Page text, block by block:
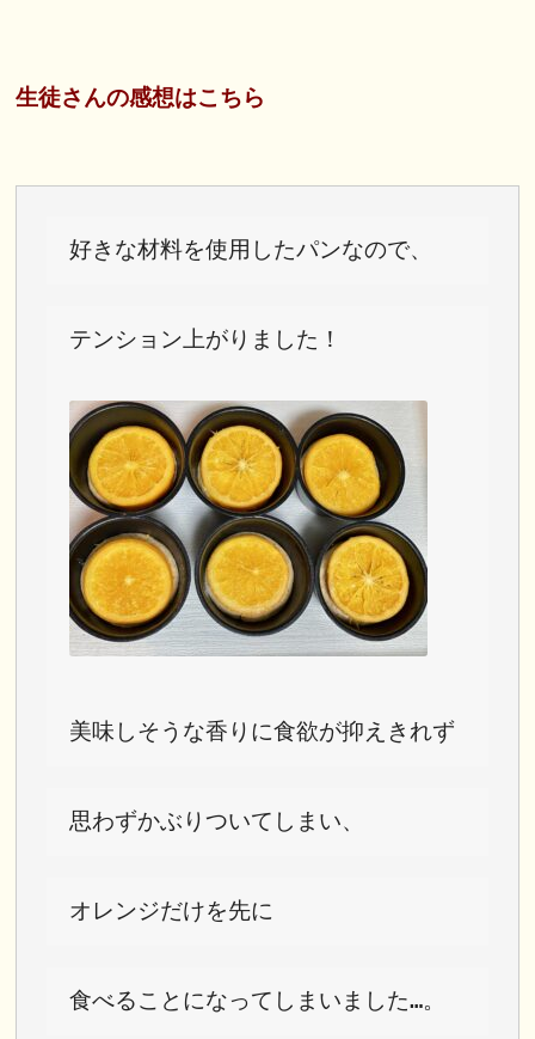
生徒さんの感想はこちら
好きな材料を使用したパンなので、
テンション上がりました！
美味しそうな香りに食欲が抑えきれず
思わずかぶりついてしまい、
オレンジだけを先に
食べることになってしまいました…。